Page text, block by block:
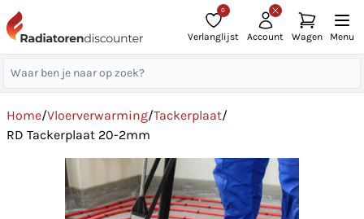
0
Verlanglijst Account Wagen Menu
Home/Vloerverwarming/Tackerplaat/
RD Tackerplaat 20-2mm